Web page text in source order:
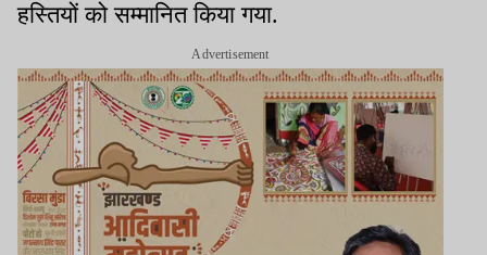
हस्तियों को सम्मानित किया गया.
Advertisement